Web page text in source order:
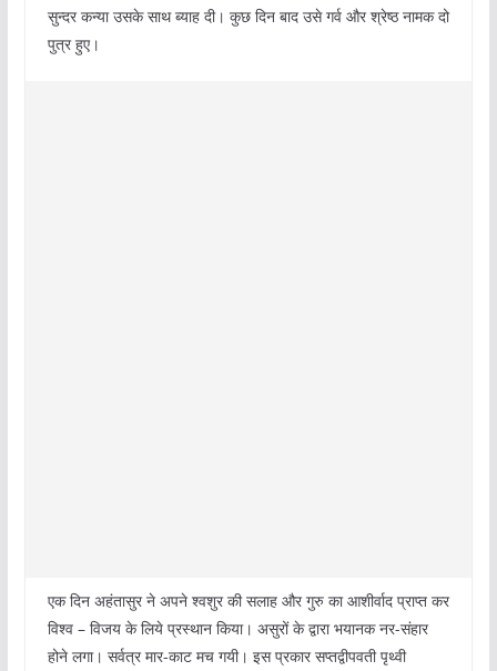
सुन्दर कन्या उसके साथ ब्याह दी। कुछ दिन बाद उसे गर्व और श्रेष्ठ नामक दो
पुत्र हुए।
एक दिन अहंतासुर ने अपने श्वशुर की सलाह और गुरु का आशीर्वाद प्राप्त कर
विश्व – विजय के लिये प्रस्थान किया। असुरों के द्वारा भयानक नर-संहार
होने लगा। सर्वत्र मार-काट मच गयी। इस प्रकार सप्तद्वीपवती पृथ्वी